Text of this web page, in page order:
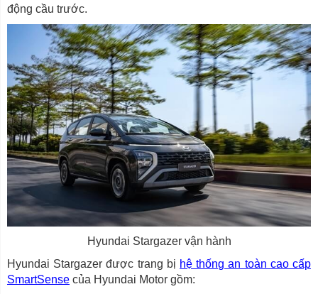
động cầu trước.
Hyundai Stargazer vận hành
Hyundai Stargazer được trang bị hệ thống an toàn cao cấp
SmartSense của Hyundai Motor gồm: